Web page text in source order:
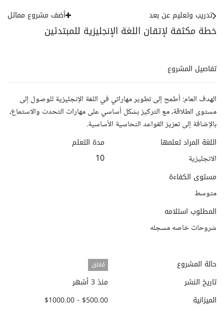
خطة مكثفة لإتقان اللغة الإنجليزية للمبتدئين
تدريب وتعليم عن بعد أضف مشروع مماثل
تفاصيل المشروع
الهدف العام: أطمح إلى تطوير مهاراتي في اللغة الإنجليزية للوصول إلى
مستوى الطلاقة، مع التركيز بشكل أساسي على مهارات التحدث والاستماع،
بالإضافة إلى تعزيز القواعد النحاسية الأساسية.
اللغة المراد تعلمها
الانجليزية
مدة التعلم
10
مستوى الكفاءة
متوسط
المطلوب استلامه
شروحات خاصه مسجله
حالة المشروع مُغلق
تاريخ النشر
منذ 3 أشهر
الميزانية
$500.00 - $1000.00